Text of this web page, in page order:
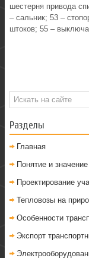
шестерня привода
– сальник; 53 –
штоков; 55 –
Разделы
Главная
Понятие и
Проектирование
Тепловозы на
Особенности
Экспорт